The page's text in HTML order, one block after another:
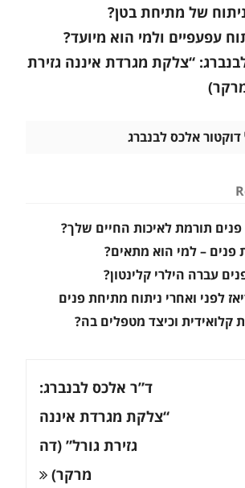
של מתיחת בטן?
עפעפיים ולמי הוא מיועד?
“צלקת מגרדת איננה גזירת
דוקטור אלכס לבנברג
תורמת לאיכות החיים שלך?
פנים – למי הוא מתאים?
עברה הילרי קלינטון?
לפני ואחרי ניתוח מתיחת פנים
וכיצד מטפלים בה?
ד”ר אלכס לבנברג:
“צלקת מגרדת איננה
גזירת גורל” (דה
מרקר)